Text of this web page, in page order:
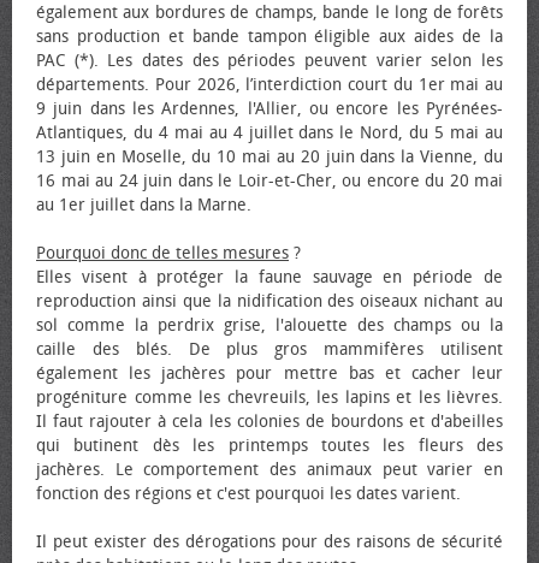
également aux bordures de champs, bande le long de forêts
sans production et bande tampon éligible aux aides de la
PAC (*). Les dates des périodes peuvent varier selon les
départements. Pour 2026, l’interdiction court du 1er mai au
9 juin dans les Ardennes, l'Allier, ou encore les Pyrénées-
Atlantiques, du 4 mai au 4 juillet dans le Nord, du 5 mai au
13 juin en Moselle, du 10 mai au 20 juin dans la Vienne, du
16 mai au 24 juin dans le Loir-et-Cher, ou encore du 20 mai
au 1er juillet dans la Marne.
Pourquoi donc de telles mesures ?
Elles visent à protéger la faune sauvage en période de
reproduction ainsi que la nidification des oiseaux nichant au
sol comme la perdrix grise, l'alouette des champs ou la
caille des blés. De plus gros mammifères utilisent
également les jachères pour mettre bas et cacher leur
progéniture comme les chevreuils, les lapins et les lièvres.
Il faut rajouter à cela les colonies de bourdons et d'abeilles
qui butinent dès les printemps toutes les fleurs des
jachères. Le comportement des animaux peut varier en
fonction des régions et c'est pourquoi les dates varient.
Il peut exister des dérogations pour des raisons de sécurité